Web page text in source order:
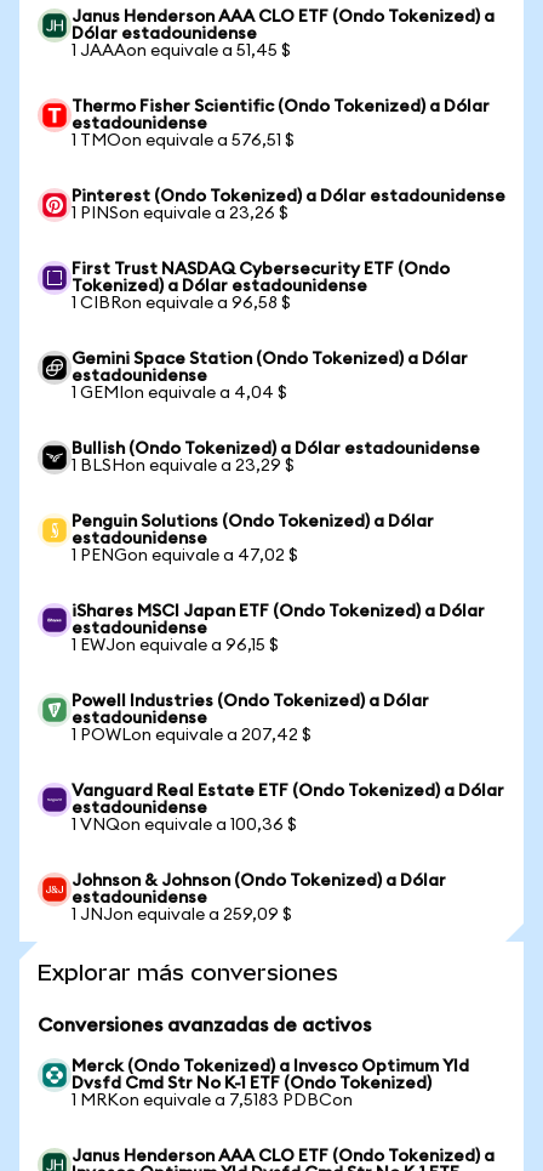
Janus Henderson AAA CLO ETF (Ondo Tokenized) a
Dólar estadounidense
1 JAAAon equivale a 51,45 $
Thermo Fisher Scientific (Ondo Tokenized) a Dólar
estadounidense
1 TMOon equivale a 576,51 $
Pinterest (Ondo Tokenized) a Dólar estadounidense
1 PINSon equivale a 23,26 $
First Trust NASDAQ Cybersecurity ETF (Ondo
Tokenized) a Dólar estadounidense
1 CIBRon equivale a 96,58 $
Gemini Space Station (Ondo Tokenized) a Dólar
estadounidense
1 GEMIon equivale a 4,04 $
Bullish (Ondo Tokenized) a Dólar estadounidense
1 BLSHon equivale a 23,29 $
Penguin Solutions (Ondo Tokenized) a Dólar
estadounidense
1 PENGon equivale a 47,02 $
iShares MSCI Japan ETF (Ondo Tokenized) a Dólar
estadounidense
1 EWJon equivale a 96,15 $
Powell Industries (Ondo Tokenized) a Dólar
estadounidense
1 POWLon equivale a 207,42 $
Vanguard Real Estate ETF (Ondo Tokenized) a Dólar
estadounidense
1 VNQon equivale a 100,36 $
Johnson & Johnson (Ondo Tokenized) a Dólar
estadounidense
1 JNJon equivale a 259,09 $
Explorar más conversiones
Conversiones avanzadas de activos
Merck (Ondo Tokenized) a Invesco Optimum Yld
Dvsfd Cmd Str No K-1 ETF (Ondo Tokenized)
1 MRKon equivale a 7,5183 PDBCon
Janus Henderson AAA CLO ETF (Ondo Tokenized) a